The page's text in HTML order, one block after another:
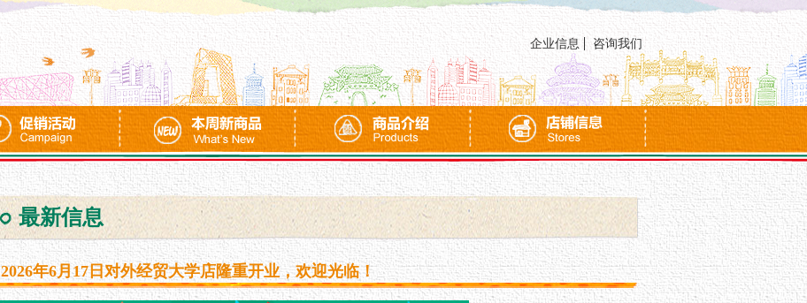
企业信息 咨询我们
最新信息
2026年6月17日对外经贸大学店隆重开业，欢迎光临！